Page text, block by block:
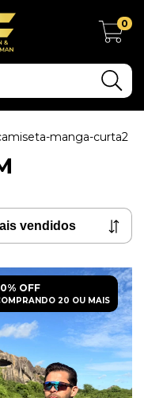
0
manga-curta2
OFF
20 OU MAIS